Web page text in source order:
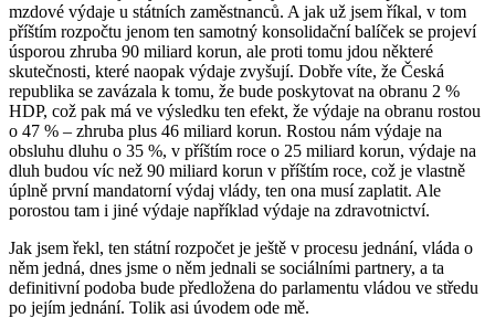
mzdové výdaje u státních zaměstnanců. A jak už jsem říkal, v tom
příštím rozpočtu jenom ten samotný konsolidační balíček se projeví
úsporou zhruba 90 miliard korun, ale proti tomu jdou některé
skutečnosti, které naopak výdaje zvyšují. Dobře víte, že Česká
republika se zavázala k tomu, že bude poskytovat na obranu 2 %
HDP, což pak má ve výsledku ten efekt, že výdaje na obranu rostou
o 47 % – zhruba plus 46 miliard korun. Rostou nám výdaje na
obsluhu dluhu o 35 %, v příštím roce o 25 miliard korun, výdaje na
dluh budou víc než 90 miliard korun v příštím roce, což je vlastně
úplně první mandatorní výdaj vlády, ten ona musí zaplatit. Ale
porostou tam i jiné výdaje například výdaje na zdravotnictví.
Jak jsem řekl, ten státní rozpočet je ještě v procesu jednání, vláda o
něm jedná, dnes jsme o něm jednali se sociálními partnery, a ta
definitivní podoba bude předložena do parlamentu vládou ve středu
po jejím jednání. Tolik asi úvodem ode mě.